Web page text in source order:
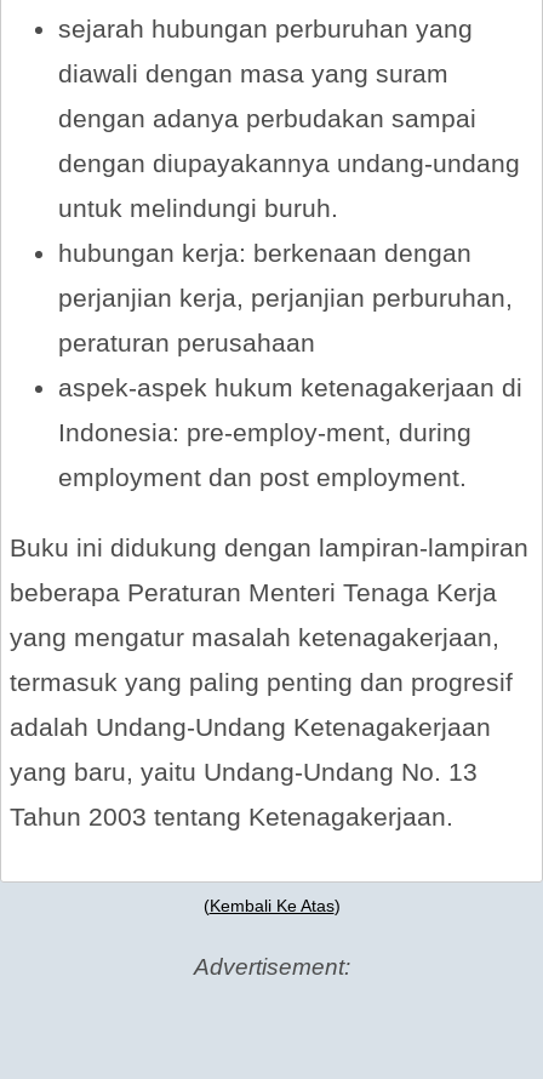
sejarah hubungan perburuhan yang
diawali dengan masa yang suram
dengan adanya perbudakan sampai
dengan diupayakannya undang-undang
untuk melindungi buruh.
hubungan kerja: berkenaan dengan
perjanjian kerja, perjanjian perburuhan,
peraturan perusahaan
aspek-aspek hukum ketenagakerjaan di
Indonesia: pre-employ-ment, during
employment dan post employment.
Buku ini didukung dengan lampiran-lampiran
beberapa Peraturan Menteri Tenaga Kerja
yang mengatur masalah ketenagakerjaan,
termasuk yang paling penting dan progresif
adalah Undang-Undang Ketenagakerjaan
yang baru, yaitu Undang-Undang No. 13
Tahun 2003 tentang Ketenagakerjaan.
(Kembali Ke Atas)
Advertisement: